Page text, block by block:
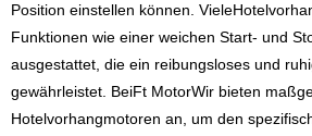
Position einstellen können. Viele
Funktionen wie einer weichen Start- und
ausgestattet, die ein reibungsloses und
gewährleistet. BeiFt MotorWir bieten
Hotelvorhangmotoren an, um den